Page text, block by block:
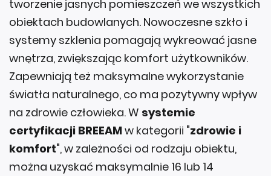
tworzenie jasnych pomieszczeń we wszystkich
obiektach budowlanych. Nowoczesne szkło i
systemy szklenia pomagają wykreować jasne
wnętrza, zwiększając komfort użytkowników.
Zapewniają też maksymalne wykorzystanie
światła naturalnego, co ma pozytywny wpływ
na zdrowie człowieka. W systemie
certyfikacji BREEAMw kategorii "zdrowie i
komfort", w zależności od rodzaju obiektu,
można uzyskać maksymalnie 16 lub 14